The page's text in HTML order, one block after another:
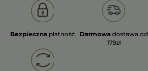
Bezpieczna płatność Darmowa dostawa od
179zł